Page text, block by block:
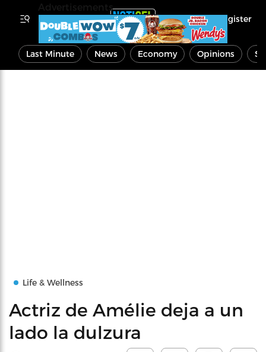
Register
Last Minute News Economy Opinions
Life & Wellness
Actriz de Amélie deja a un
lado la dulzura
Advertisements